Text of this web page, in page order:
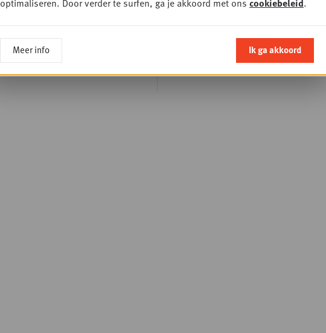
schrijven voor opleidingen
events van Gondola
Society
optimaliseren. Door verder te surfen, ga je akkoord met ons cookiebeleid.
Meer info Ik ga akkoord